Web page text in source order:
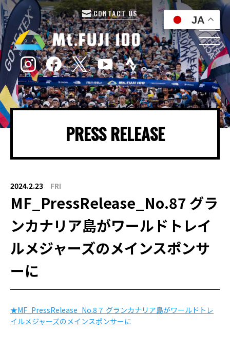
CONTACT US
PRESS RELEASE
2024.2.23 FRI
MF_PressRelease_No.87 グラ
ンカナリア島がワールドトレイ
ルメジャーズのメインスポンサ
ーに
★MF_PressRelease_No.8７ グランカナリア島がワールドトレ
イルメジャーズのメインスポンサーに
JA